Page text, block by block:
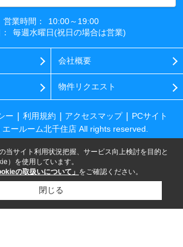
営業時間：
10:00～19:00
毎週水曜日(祝日の場合は営業)
会社概要
物件リクエスト
ー 利用規約 アクセスマップ
PCサイト
ールーム北千住店 All rights reserved.
当サイト利用状況把握、サービス向上検討を目的と
）を使用しています。
の取扱いについて」 をご確認ください。
閉じる